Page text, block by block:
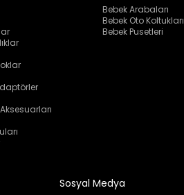
Bebek Arabaları
Bebek Oto Koltukları
Bebek Pusetleri
Sosyal Medya